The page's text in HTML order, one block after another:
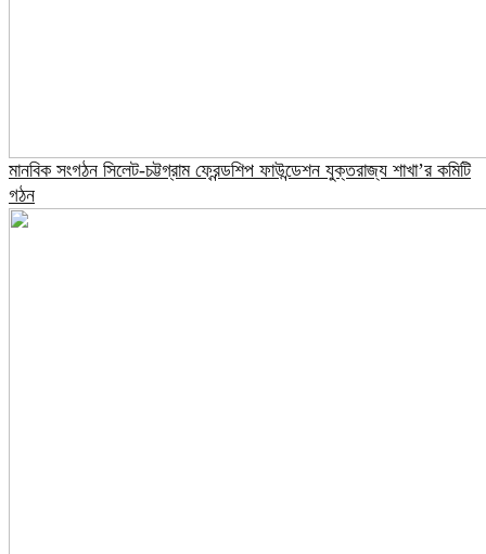
মানবিক সংগঠন সিলেট-চট্টগ্রাম ফ্রেন্ডশিপ ফাউন্ডেশন যুক্তরাজ্য শাখা’র কমিটি
গঠন